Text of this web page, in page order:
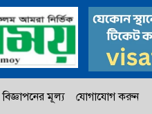
বিজ্ঞাপনের মূল্য যোগাযোগ করুন